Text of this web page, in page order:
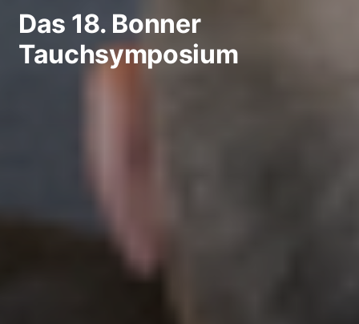
Das 18. Bonner
Tauchsymposium